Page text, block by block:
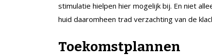
stimulatie hielpen hier mogelijk bij. En niet
huid daaromheen trad verzachting van de
Toekomstplannen